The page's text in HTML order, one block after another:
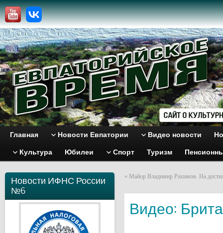
Главная Новости Евпатории Видео новости
Культура Юбилеи Спорт Туризм
Новости ИФНС России
№6
« Майор Владимир Рахимов. На
Видео: